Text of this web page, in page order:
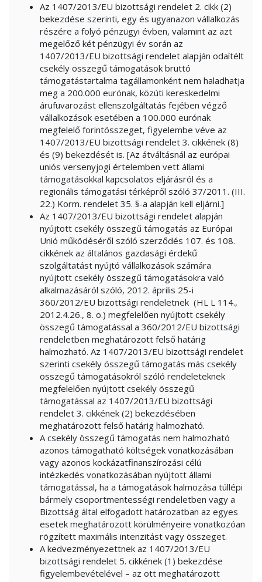
Az 1407/2013/EU bizottsági rendelet 2. cikk (2)
bekezdése szerinti, egy és ugyanazon vállalkozás
részére a folyó pénzügyi évben, valamint az azt
megelőző két pénzügyi év során az
1407/2013/EU bizottsági rendelet alapján odaítélt
csekély összegű támogatások bruttó
támogatástartalma tagállamonként nem haladhatja
meg a 200.000 eurónak, közúti kereskedelmi
árufuvarozást ellenszolgáltatás fejében végző
vállalkozások esetében a 100.000 eurónak
megfelelő forintösszeget, figyelembe véve az
1407/2013/EU bizottsági rendelet 3. cikkének (8)
és (9) bekezdését is. [Az átváltásnál az európai
uniós versenyjogi értelemben vett állami
támogatásokkal kapcsolatos eljárásról és a
regionális támogatási térképről szóló 37/2011. (III.
22.) Korm. rendelet 35. §-a alapján kell eljárni.]
Az 1407/2013/EU bizottsági rendelet alapján
nyújtott csekély összegű támogatás az Európai
Unió működéséről szóló szerződés 107. és 108.
cikkének az általános gazdasági érdekű
szolgáltatást nyújtó vállalkozások számára
nyújtott csekély összegű támogatásokra való
alkalmazásáról szóló, 2012. április 25-i
360/2012/EU bizottsági rendeletnek (HL L 114.,
2012.4.26., 8. o.) megfelelően nyújtott csekély
összegű támogatással a 360/2012/EU bizottsági
rendeletben meghatározott felső határig
halmozható. Az 1407/2013/EU bizottsági rendelet
szerinti csekély összegű támogatás más csekély
összegű támogatásokról szóló rendeleteknek
megfelelően nyújtott csekély összegű
támogatással az 1407/2013/EU bizottsági
rendelet 3. cikkének (2) bekezdésében
meghatározott felső határig halmozható.
A csekély összegű támogatás nem halmozható
azonos támogatható költségek vonatkozásában
vagy azonos kockázatfinanszírozási célú
intézkedés vonatkozásában nyújtott állami
támogatással, ha a támogatások halmozása túllépi
bármely csoportmentességi rendeletben vagy a
Bizottság által elfogadott határozatban az egyes
esetek meghatározott körülményeire vonatkozóan
rögzített maximális intenzitást vagy összeget.
A kedvezményezettnek az 1407/2013/EU
bizottsági rendelet 5. cikkének (1) bekezdése
figyelembevételével – az ott meghatározott